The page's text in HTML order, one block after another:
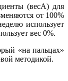
(весА) для
от 100%
использует
вес 0%.
«на пальцах»
методикой.